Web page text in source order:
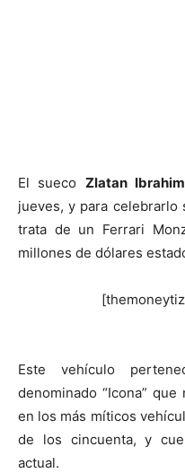
El sueco Zlatan
jueves, y para celebrarlo
trata de un Ferrari
millones de dólares
Este vehículo
denominado “Icona”
en los más míticos
de los cincuenta, y
actual.